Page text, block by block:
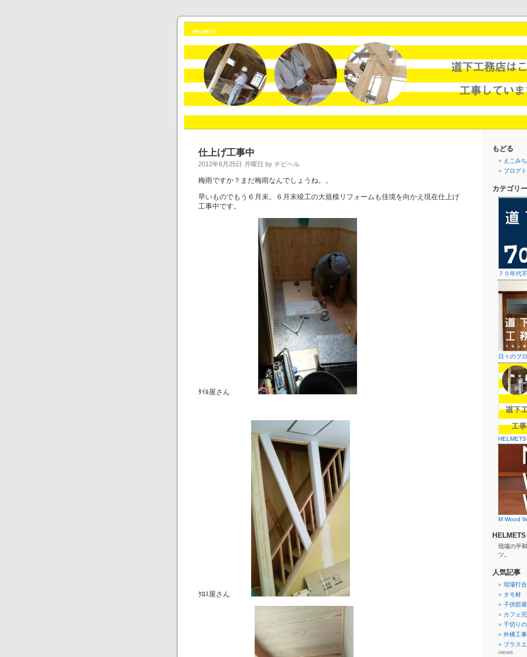
HELMETS
現場の平和を守る、監督戦隊ヘルメッツ。
仕上げ工事中
2012年6月25日 月曜日 by チビヘル
梅雨ですか？まだ梅雨なんでしょうね。。
早いものでもう６月末。６月末竣工の大規模リフォームも佳境を向かえ現在仕上げ
工事中です。
ﾀｲﾙ屋さん
ｸﾛｽ屋さん
もどる
えこみ
ブログ
カテゴリー
７０年代
日々のブ
HELMETS
M Wood
HELMETS
現場の平
ツ。
人気記事
現場打合
タモ材
子供部
カフェ完
千切り
外構工
プラス
views